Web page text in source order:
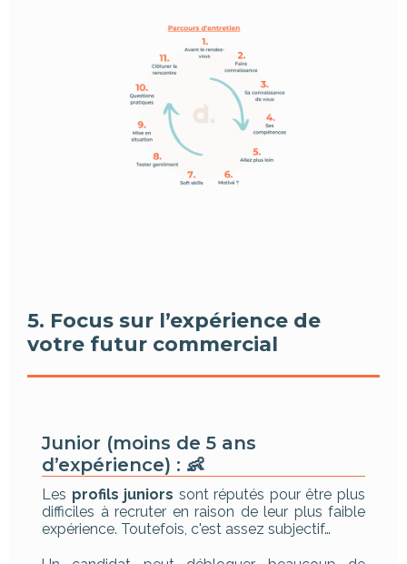
5. Focus sur l’expérience de
votre futur commercial
Junior (moins de 5 ans
d’expérience) : 👶
Les profils juniors sont réputés pour être plus
difficiles à recruter en raison de leur plus faible
expérience. Toutefois, c'est assez subjectif…